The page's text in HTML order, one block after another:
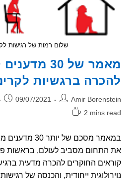
שלום רמות של רגישות לקרינה
מאמר של 30 מדענים קורא
ברגשיות לקרינה
Amir פורסם:
09/07/2021
2 mins
במאמר מסכם של יותר 30 מדענים
התחום מסביב לעולם, בראשות פרופסור
החוקרים להכרה מדעית ברגישות
ייחודית, והכנסה של רגישות